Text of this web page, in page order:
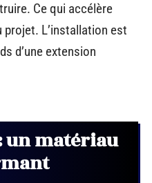
Ce qui accélère
L’installation est
d’une extension
un matériau